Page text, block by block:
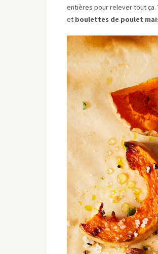
entières pour relever tout
et boulettes de poulet